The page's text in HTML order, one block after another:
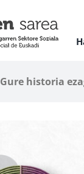
Gure historia